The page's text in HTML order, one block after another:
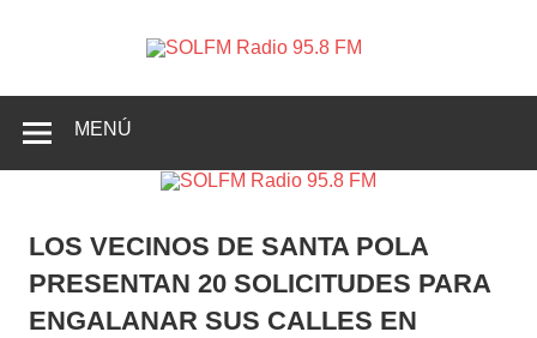
Radio
Crevillente, Radio en Vega Baja y Radio en el Medio
MENÚ
LOS VECINOS DE SANTA POLA
PRESENTAN 20 SOLICITUDES PARA
ENGALANAR SUS CALLES EN